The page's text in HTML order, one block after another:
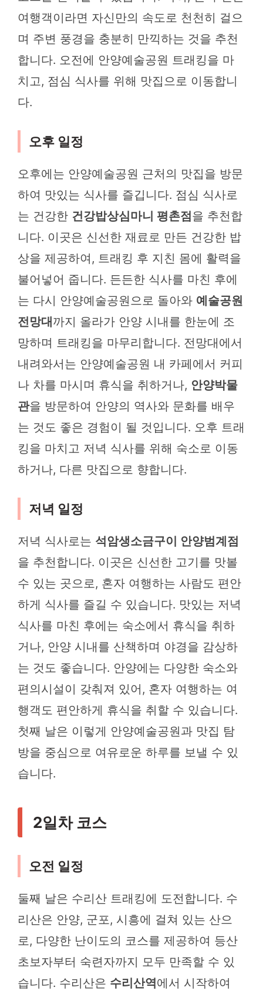
여행객이라면 자신만의 속도로 천천히 걸으
며 주변 풍경을 충분히 만끽하는 것을 추천
합니다. 오전에 안양예술공원 트래킹을 마
치고, 점심 식사를 위해 맛집으로 이동합니
다.
오후 일정
오후에는 안양예술공원 근처의 맛집을 방문
하여 맛있는 식사를 즐깁니다. 점심 식사로
는 건강한 건강밥상심마니 평촌점을 추천합
니다. 이곳은 신선한 재료로 만든 건강한 밥
상을 제공하여, 트래킹 후 지친 몸에 활력을
불어넣어 줍니다. 든든한 식사를 마친 후에
는 다시 안양예술공원으로 돌아와 예술공원
전망대까지 올라가 안양 시내를 한눈에 조
망하며 트래킹을 마무리합니다. 전망대에서
내려와서는 안양예술공원 내 카페에서 커피
나 차를 마시며 휴식을 취하거나, 안양박물
관을 방문하여 안양의 역사와 문화를 배우
는 것도 좋은 경험이 될 것입니다. 오후 트래
킹을 마치고 저녁 식사를 위해 숙소로 이동
하거나, 다른 맛집으로 향합니다.
저녁 일정
저녁 식사로는 석암생소금구이 안양범계점
을 추천합니다. 이곳은 신선한 고기를 맛볼
수 있는 곳으로, 혼자 여행하는 사람도 편안
하게 식사를 즐길 수 있습니다. 맛있는 저녁
식사를 마친 후에는 숙소에서 휴식을 취하
거나, 안양 시내를 산책하며 야경을 감상하
는 것도 좋습니다. 안양에는 다양한 숙소와
편의시설이 갖춰져 있어, 혼자 여행하는 여
행객도 편안하게 휴식을 취할 수 있습니다.
첫째 날은 이렇게 안양예술공원과 맛집 탐
방을 중심으로 여유로운 하루를 보낼 수 있
습니다.
2일차 코스
오전 일정
둘째 날은 수리산 트래킹에 도전합니다. 수
리산은 안양, 군포, 시흥에 걸쳐 있는 산으
로, 다양한 난이도의 코스를 제공하여 등산
초보자부터 숙련자까지 모두 만족할 수 있
습니다. 수리산은 수리산역에서 시작하여